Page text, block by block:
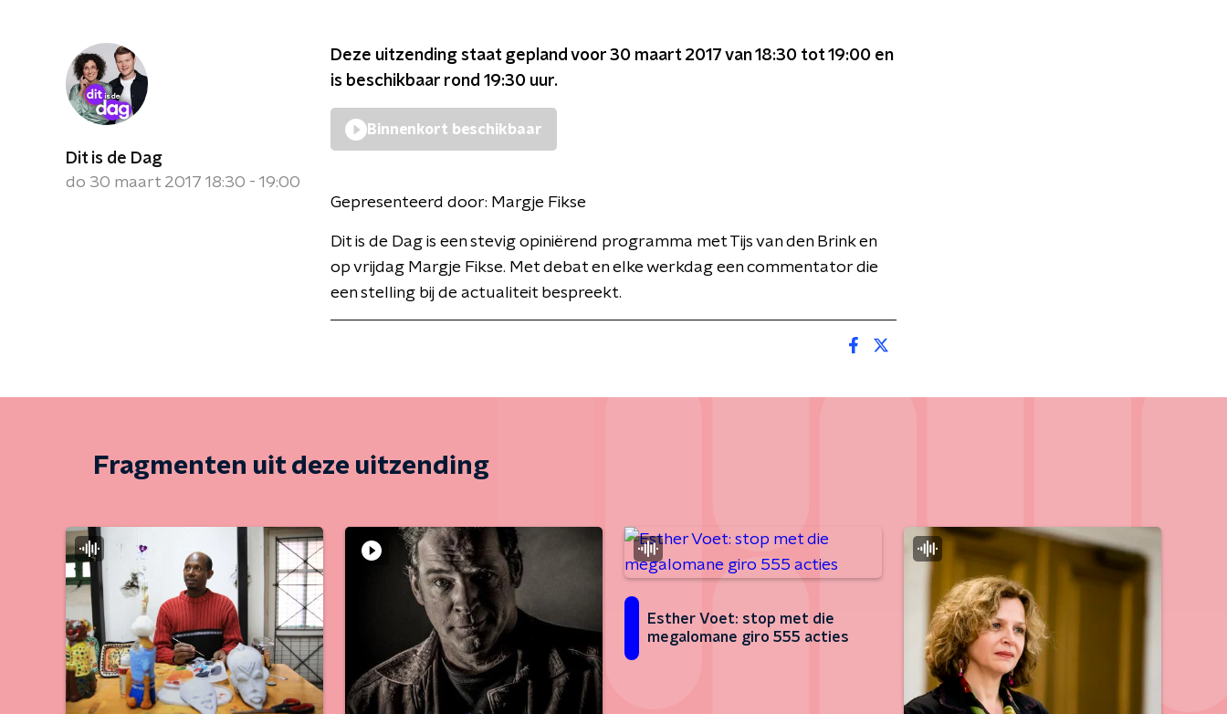
Dit is de Dag
do 30 maart 2017 18:30 - 19:00
Deze uitzending staat gepland voor 30 maart 2017 van 18:30 tot 19:00 en
is beschikbaar rond 19:30 uur.
Binnenkort beschikbaar
Gepresenteerd door: Margje Fikse
Dit is de Dag is een stevig opiniërend programma met Tijs van den Brink en
op vrijdag Margje Fikse. Met debat en elke werkdag een commentator die
een stelling bij de actualiteit bespreekt.
Fragmenten uit deze uitzending
Esther Voet: stop met die
megalomane giro 555 acties